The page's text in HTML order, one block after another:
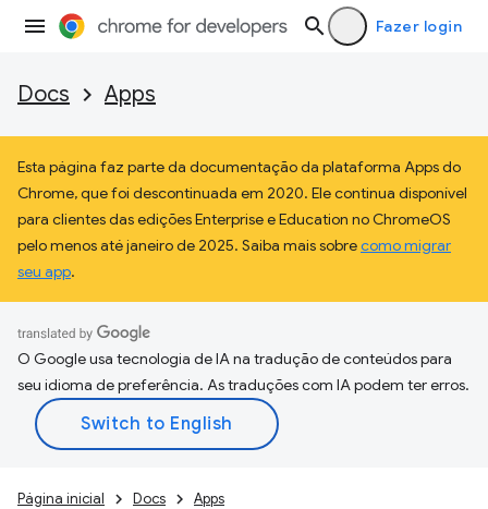
Fazer login
Docs Apps
Esta página faz parte da documentação da plataforma Apps do
Chrome, que foi descontinuada em 2020. Ele continua disponível
para clientes das edições Enterprise e Education no ChromeOS
pelo menos até janeiro de 2025. Saiba mais sobrecomo migrar
seu app.
O Google usa tecnologia de IA na tradução de conteúdos para
seu idioma de preferência. As traduções com IA podem ter erros.
Página inicial Docs Apps